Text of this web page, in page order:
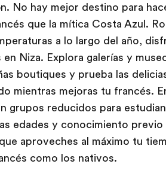
No hay mejor destino para
que la mítica Costa Azul.
a lo largo del año,
Niza. Explora galerías y
boutiques y prueba las
mientras mejoras tu francés.
grupos reducidos para
edades y conocimiento previo
aproveches al máximo tu
como los nativos.